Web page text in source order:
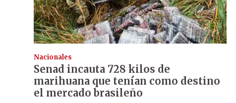
Nacionales
Senad incauta 728 kilos de
marihuana que tenían como destino
el mercado brasileño